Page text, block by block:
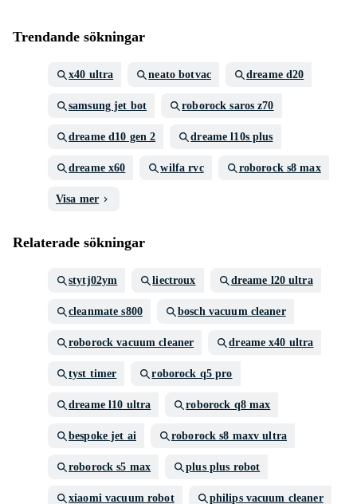
Trendande sökningar
x40 ultra neato botvac dreame d20
samsung jet bot roborock saros z70
dreame d10 gen 2 dreame l10s plus
dreame x60 wilfa rvc roborock s8 max
Visa mer
Relaterade sökningar
stytj02ym liectroux dreame l20 ultra
cleanmate s800 bosch vacuum cleaner
roborock vacuum cleaner dreame x40 ultra
tyst timer roborock q5 pro
dreame l10 ultra roborock q8 max
bespoke jet ai roborock s8 maxv ultra
roborock s5 max plus plus robot
xiaomi vacuum robot philips vacuum cleaner